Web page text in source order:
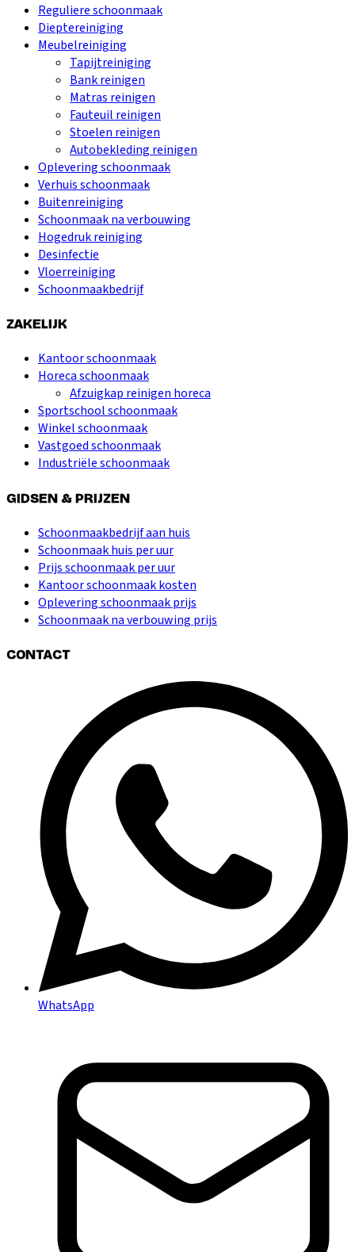
Reguliere schoonmaak
Dieptereiniging
Meubelreiniging
Tapijtreiniging
Bank reinigen
Matras reinigen
Fauteuil reinigen
Stoelen reinigen
Autobekleding reinigen
Oplevering schoonmaak
Verhuis schoonmaak
Buitenreiniging
Schoonmaak na verbouwing
Hogedruk reiniging
Desinfectie
Vloerreiniging
Schoonmaakbedrijf
ZAKELIJK
Kantoor schoonmaak
Horeca schoonmaak
Afzuigkap reinigen horeca
Sportschool schoonmaak
Winkel schoonmaak
Vastgoed schoonmaak
Industriële schoonmaak
GIDSEN & PRIJZEN
Schoonmaakbedrijf aan huis
Schoonmaak huis per uur
Prijs schoonmaak per uur
Kantoor schoonmaak kosten
Oplevering schoonmaak prijs
Schoonmaak na verbouwing prijs
CONTACT
WhatsApp